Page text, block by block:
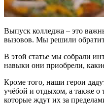
Выпуск колледжа – это
вызовов. Мы решили
В этой статье мы собрали
навыки они приобрели,
Кроме того, наши герои
учёбой и отдыхом, а также о
которые ждут их за